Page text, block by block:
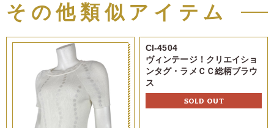
その他類似アイテム
CI-4504
ヴィンテージ！クリエイショ
ンタグ・ラメＣＣ総柄ブラウ
ス
SOLD OUT